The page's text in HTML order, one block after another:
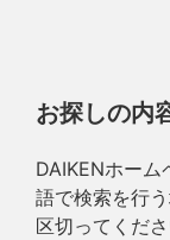
お探しの内
DAIKENホー
語で検索を行
区切ってくださ